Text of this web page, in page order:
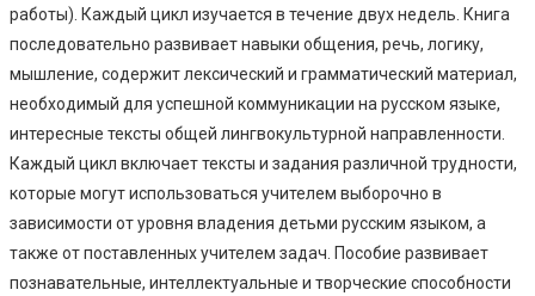
работы). Каждый цикл изучается в течение двух недель. Книга
последовательно развивает навыки общения, речь, логику,
мышление, содержит лексический и грамматический материал,
необходимый для успешной коммуникации на русском языке,
интересные тексты общей лингвокультурной направленности.
Каждый цикл включает тексты и задания различной трудности,
которые могут использоваться учителем выборочно в
зависимости от уровня владения детьми русским языком, а
также от поставленных учителем задач. Пособие развивает
познавательные, интеллектуальные и творческие способности